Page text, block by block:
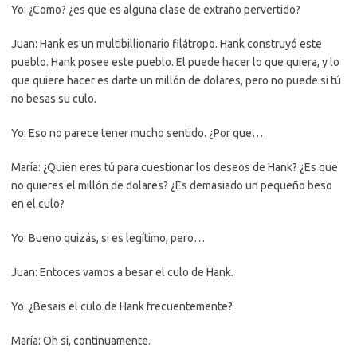
Yo: ¿Como? ¿es que es alguna clase de extraño pervertido?
Juan: Hank es un multibillionario filátropo. Hank construyó este
pueblo. Hank posee este pueblo. El puede hacer lo que quiera, y lo
que quiere hacer es darte un millón de dolares, pero no puede si tú
no besas su culo.
Yo: Eso no parece tener mucho sentido. ¿Por que…
María: ¿Quien eres tú para cuestionar los deseos de Hank? ¿Es que
no quieres el millón de dolares? ¿Es demasiado un pequeño beso
en el culo?
Yo: Bueno quizás, si es legítimo, pero…
Juan: Entoces vamos a besar el culo de Hank.
Yo: ¿Besais el culo de Hank frecuentemente?
María: Oh si, continuamente.